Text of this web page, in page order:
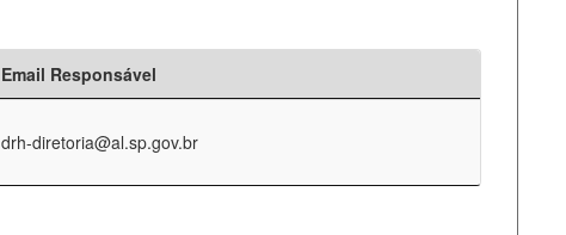
Email Responsável
drh-diretoria@al.sp.gov.br